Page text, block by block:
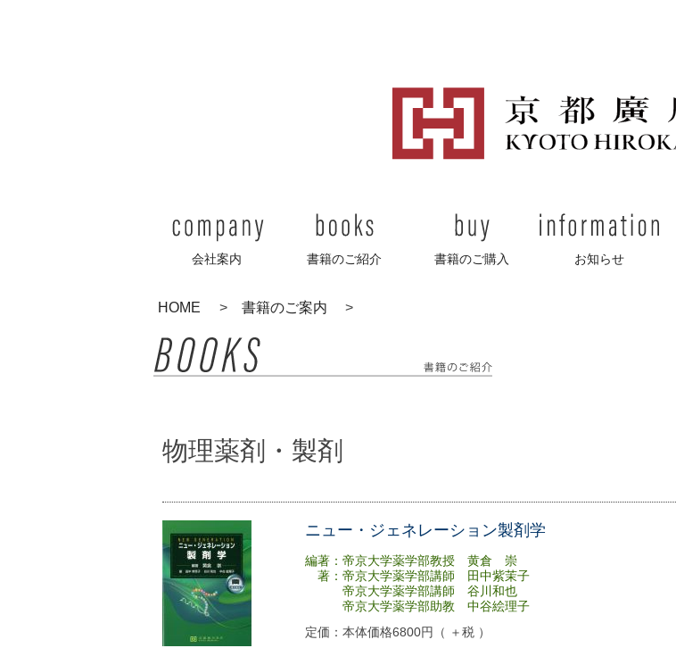
会社案内 書籍のご紹介 書籍のご購入 お知らせ
HOME 書籍のご案内
物理薬剤・製剤
ニュー・ジェネレーション製剤学
編著：帝京大学薬学部教授 黄倉 崇
著：帝京大学薬学部講師 田中紫茉子
帝京大学薬学部講師 谷川和也
帝京大学薬学部助教 中谷絵理子
定価：本体価格6800円（ ＋税 ）